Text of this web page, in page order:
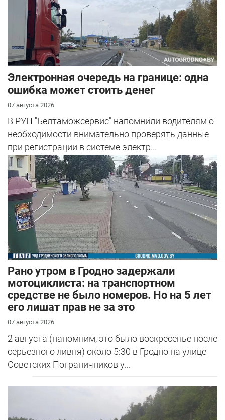
Электронная очередь на границе: одна
ошибка может стоить денег
07 августа 2026
В РУП "Белтаможсервис" напомнили водителям о
необходимости внимательно проверять данные
при регистрации в системе электр...
Рано утром в Гродно задержали
мотоциклиста: на транспортном
средстве не было номеров. Но на 5 лет
его лишат прав не за это
07 августа 2026
2 августа (напомним, это было воскресенье после
серьезного ливня) около 5:30 в Гродно на улице
Советских Пограничников у...